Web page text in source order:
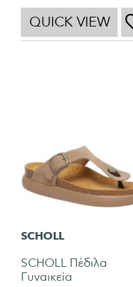
QUICK VIEW
SCHOLL
SCHOLL Πέδιλα
Γυναικεία